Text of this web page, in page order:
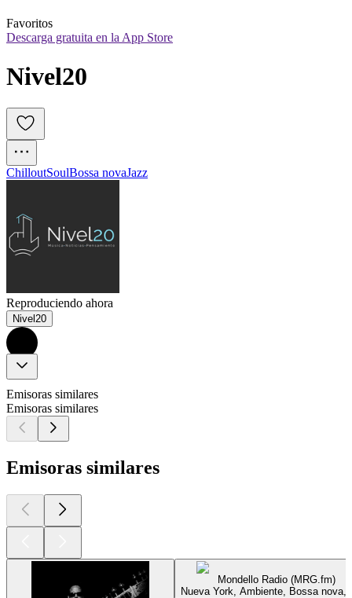
Favoritos
Descarga gratuita en la App Store
Nivel20
ChilloutSoulBossa novaJazz
Reproduciendo ahora
Nivel20
Emisoras similares
Emisoras similares
Emisoras similares
Mondello Radio (MRG.fm)
Nueva York, Ambiente, Bossa nova,